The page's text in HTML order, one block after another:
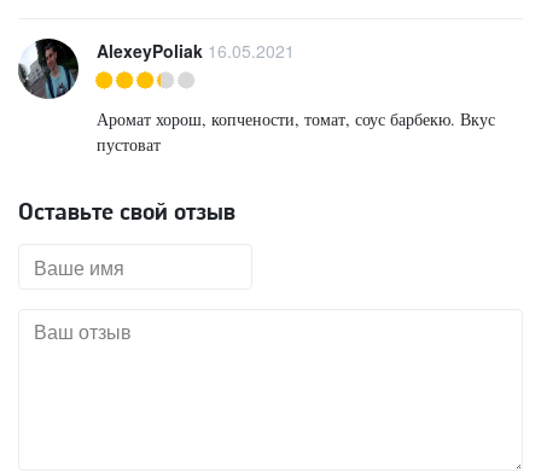
AlexeyPoliak 16.05.2021
Аромат хорош, копчености, томат, соус барбекю. Вкус
пустоват
Оставьте свой отзыв